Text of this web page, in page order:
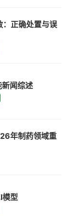
正确处置与误
闻综述
年制药领域重
型